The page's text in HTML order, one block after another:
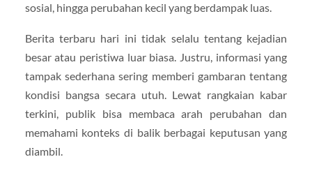
sosial, hingga perubahan kecil yang berdampak luas.
Berita terbaru hari ini tidak selalu tentang kejadian
besar atau peristiwa luar biasa. Justru, informasi yang
tampak sederhana sering memberi gambaran tentang
kondisi bangsa secara utuh. Lewat rangkaian kabar
terkini, publik bisa membaca arah perubahan dan
memahami konteks di balik berbagai keputusan yang
diambil.